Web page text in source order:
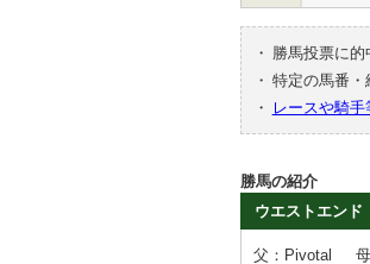
・ 勝馬投票に
・ 特定の馬番・
・
レースや騎
勝馬の紹介
ウエストエンド
父：Pivotal